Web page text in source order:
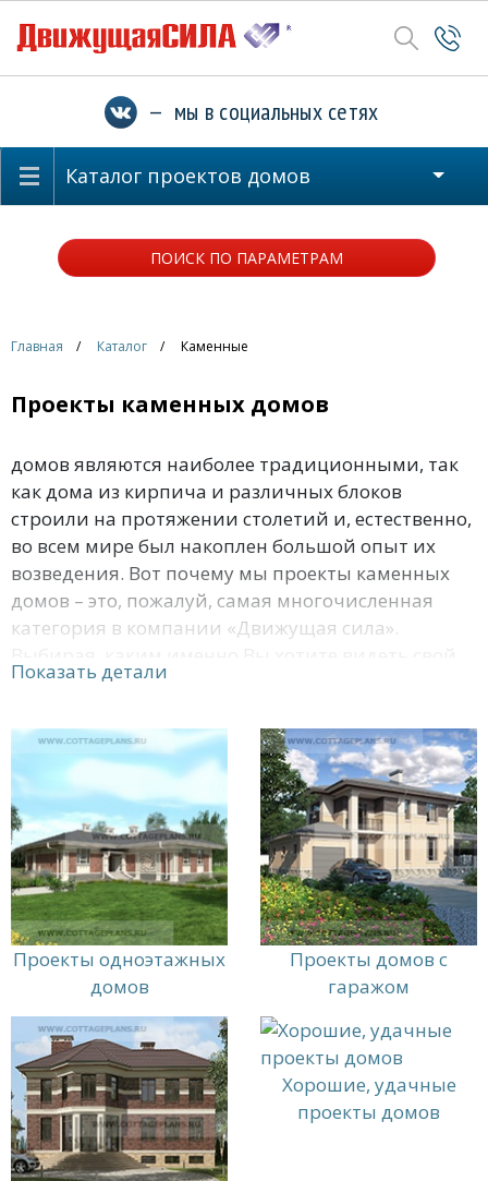
— мы в социальных сетях
Каталог проектов домов
ПОИСК ПО ПАРАМЕТРАМ
Главная Каталог Каменные
Проекты каменных домов
домов являются наиболее традиционными, так
как дома из кирпича и различных блоков
строили на протяжении столетий и, естественно,
во всем мире был накоплен большой опыт их
возведения. Вот почему мы проекты каменных
домов – это, пожалуй, самая многочисленная
категория в компании «Движущая сила».
будущий дом, Вы имеете возможность получить
Европейских стран. Именно у них мы берем
наиболее интересные технические решения,
которые потом переделываем под российский
климат.
Показать детали
Проекты одноэтажных
домов
Проекты домов с
гаражом
Хорошие, удачные
проекты домов